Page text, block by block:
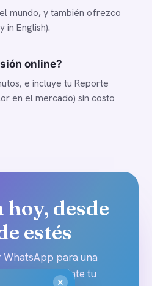
mundo, y también ofrezco
in English).
online?
e incluye tu Reporte
en el mercado) sin costo
hoy, desde
estés
WhatsApp para una
y llévate tu
✕